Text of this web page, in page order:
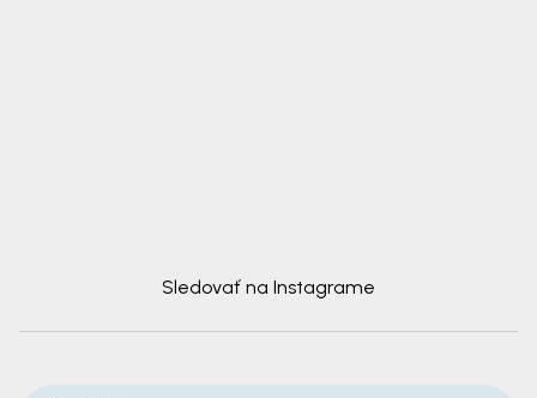
Sledovať na Instagrame